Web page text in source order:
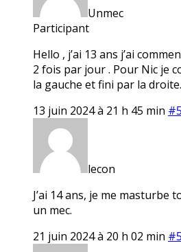
Unmec
Participant
Hello , j’ai 13 ans j’ai
2 fois par jour . Pour Nic je
la gauche et fini par la droite.
13 juin 2024 à 21 h 45 min
lecon
J’ai 14 ans, je me masturbe
un mec.
21 juin 2024 à 20 h 02 min